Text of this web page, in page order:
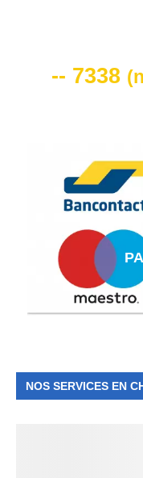
-- 7338 (
NOS SERVICES EN